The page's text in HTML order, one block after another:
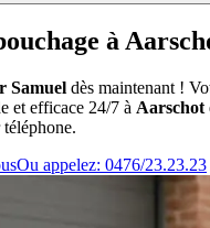
à
Samuel dès maintenant !
et efficace 24/7 à Aarschot
Ou appelez: 0476/23.23.23